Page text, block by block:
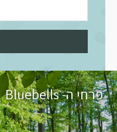
פרחי ה- Bluebells